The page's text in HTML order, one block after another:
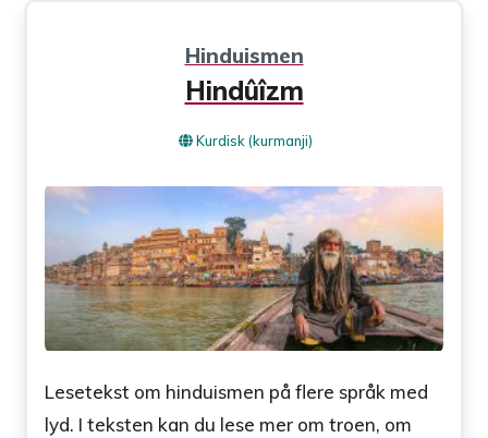
Hinduismen
Hindûîzm
Kurdisk (kurmanji)
Lesetekst om hinduismen på flere språk med
lyd. I teksten kan du lese mer om troen, om